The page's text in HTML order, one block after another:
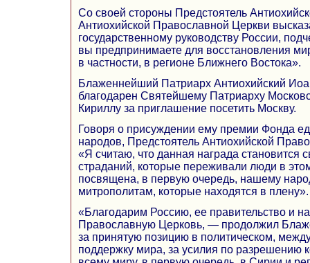
Со своей стороны Предстоятель
Антиохийской Православной Церкви
государственному руководству России,
вы предпринимаете для восстановления
в частности, в регионе Ближнего Востока».
Блаженнейший Патриарх Антиохийский
благодарен Святейшему Патриарху
Кириллу за приглашение посетить Москву.
Говоря о присуждении ему премии Фонда
народов, Предстоятель Антиохийской
«Я считаю, что данная награда становится
страданий, которые переживали люди в
посвящена, в первую очередь, нашему
митрополитам, которые находятся в плену».
«Благодарим Россию, ее правительство и
Православную Церковь, — продолжил
за принятую позицию в политическом,
поддержку мира, за усилия по разрешению